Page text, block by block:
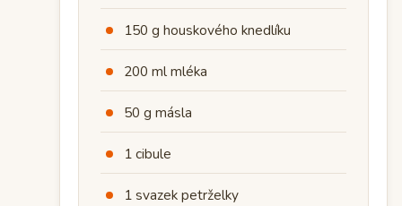
150 g houskového knedlíku
200 ml mléka
50 g másla
1 cibule
1 svazek petrželky